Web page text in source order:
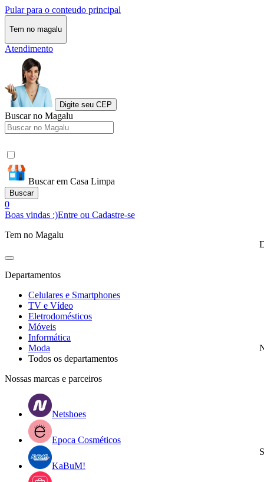
Pular para o conteudo principal
Tem no magalu
Atendimento
Digite seu CEP
Buscar no Magalu
Buscar em Casa Limpa
Buscar
0
Boas vindas :)Entre ou Cadastre-se
Tem no Magalu
Departamentos
Celulares e Smartphones
TV e Vídeo
Eletrodomésticos
Móveis
Informática
Moda
Todos os departamentos
Nossas marcas e parceiros
Netshoes
Epoca Cosméticos
KaBuM!